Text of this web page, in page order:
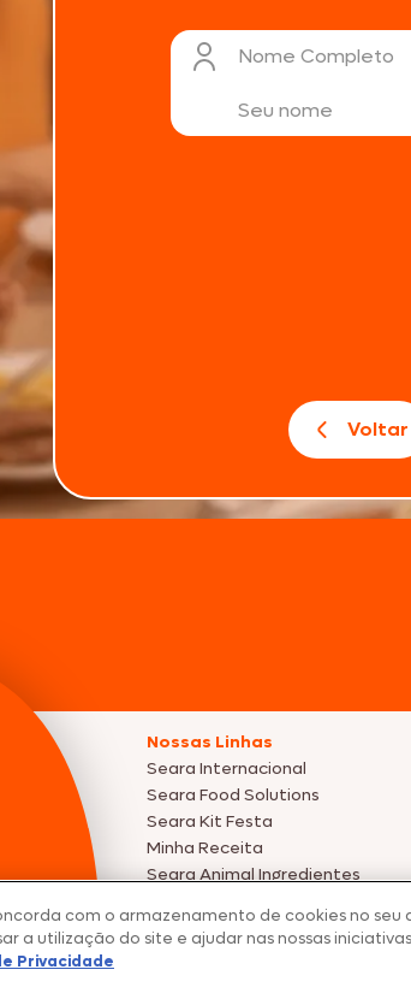
Nome Completo
Voltar
Nossas Linhas
Seara Internacional
Seara Food Solutions
Seara Kit Festa
Minha Receita
Seara Animal Ingredientes
Fotos meramente ilustrativas |
Os preços, promoções e
com o armazenamento de cookies no seu
a utilização do site e ajudar nas nossas
Privacidade